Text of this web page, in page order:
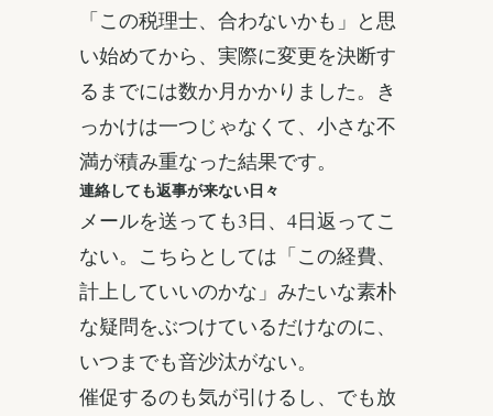
「この税理士、合わないかも」と思
い始めてから、実際に変更を決断す
るまでには数か月かかりました。き
っかけは一つじゃなくて、小さな不
満が積み重なった結果です。
連絡しても返事が来ない日々
メールを送っても3日、4日返ってこ
ない。こちらとしては「この経費、
計上していいのかな」みたいな素朴
な疑問をぶつけているだけなのに、
いつまでも音沙汰がない。
催促するのも気が引けるし、でも放